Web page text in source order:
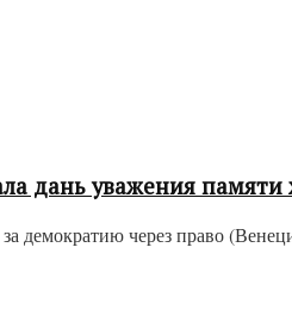
дань уважения
демократию через право